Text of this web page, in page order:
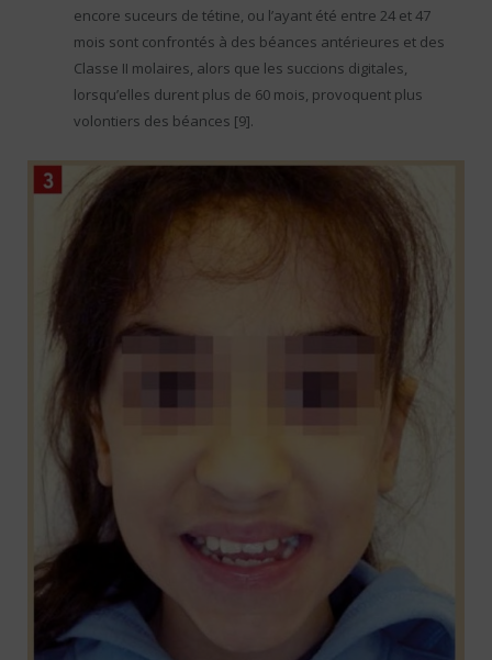
encore suceurs de tétine, ou l’ayant été entre 24 et 47
mois sont confrontés à des béances antérieures et des
Classe II molaires, alors que les succions digitales,
lorsqu’elles durent plus de 60 mois, provoquent plus
volontiers des béances [9].